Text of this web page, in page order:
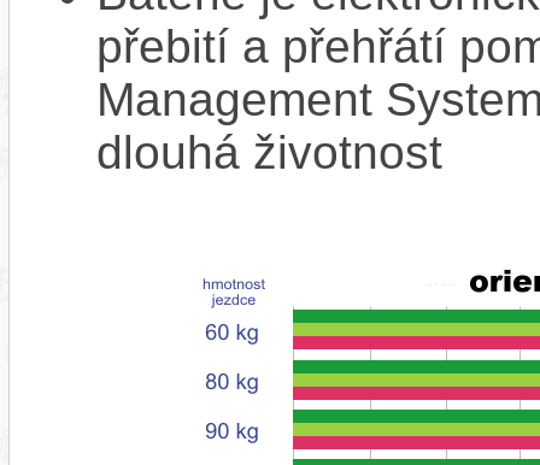
přebití a přehřátí
Management
dlouhá životnost